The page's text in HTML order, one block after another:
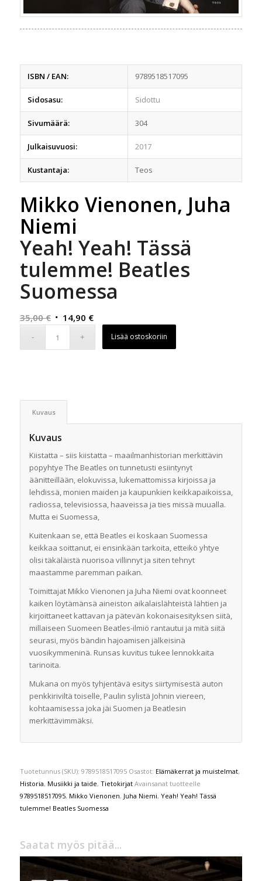
ISBN / EAN: 9789518517095
Sidosasu: Sidottu
Sivumäärä: 304
Julkaisuvuosi: 2017
Kustantaja: Teos
Mikko Vienonen, Juha
Niemi
Yeah! Yeah! Tässä
tulemme! Beatles
Suomessa
35,00€ Alkuperäinen
14,90 €Nykyinen
Lisää ostoskoriin
Kuvaus
Kuvaus
Kiistatta – siis kiistatta – maailmanhistorian merkittävin
popyhtye The Beatles on tunnetusti esiintynyt
äänitteillään, elokuvissa, lukemattomissa kirjoissa ja
lehdissä, monien maiden ja kaupunkien keikkapaikoissa,
radiossa, televisiossa, haaveissa ja ties missä muualla.
Mutta ei Suomessa,
Kuitenkaan se, että Beatles ei koskaan Suomessa
keikkaa soittanut, ei ensinkään tarkoita, etteikö yhtye
olisi täkäläistä nuorisoa villinnyt ja siten tehnyt
maastamme paremman paikan.
Toimittajat Mikko Vienonen ja Juha Niemi ovat koonneet
kaiken löytämänsä aineiston aikalaislähteistä lähtien ja
kirjoittaneet kattavan ja pätevän kokonaisesityksen siitä,
millaiseen Suomeen Beatles-ilmiö rantautui ja mitä siitä
seurasi, myös bändin hajoamisen jälkeisinä
vuosikymmeninä. Runsas kuvitus tukee lennokkaita
tarinoita.
Mukana on myös tyhjentävä esitys siirtymisestä auton
penkkiriviltä toiselle, Paulin sylistä Johnin viereen,
kohtaamisessa joka jäi Suomen ja Beatlesin
merkittävimmäksi.
Tuotetunnus (SKU): 9789518517095 Osastot: Elämäkerrat ja muistelmat,
Historia, Musiikki ja taide, Tietokirjat Avainsanat tuotteelle
9789518517095, Mikko Vienonen, Juha Niemi, Yeah! Yeah! Tässä
tulemme! Beatles Suomessa
Saatat myös pitää...